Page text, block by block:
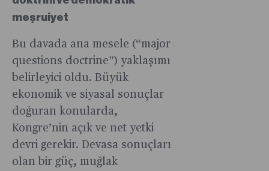
meşruiyet
Bu davada ana mesele (“major
questions doctrine”) yaklaşımı
belirleyici oldu. Büyük
ekonomik ve siyasal sonuçlar
doğuran konularda,
Kongre’nin açık ve net yetki
devri gerekir. Devasa sonuçları
olan bir güç, muğlak